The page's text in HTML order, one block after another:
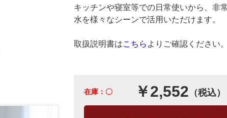
キッチンや寝室等での日常使いから、非
水を様々なシーンで活用いただけます。
取扱説明書はこちら よりご確認ください。
在庫：〇 ￥2,552 （税込）